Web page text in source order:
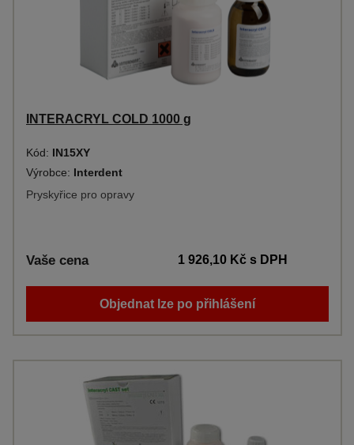
INTERACRYL COLD 1000 g
Kód: IN15XY
Výrobce: Interdent
Pryskyřice pro opravy
Vaše cena 1 926,10 Kčs DPH
Objednat lze po přihlášení